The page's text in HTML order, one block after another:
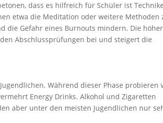
dass es hilfreich für Schüler ist
etwa die Meditation oder weitere Methoden
die Gefahr eines Burnouts mindern. Die
Abschlussprüfungen bei und steigert die
Während dieser Phase probieren
Energy Drinks. Alkohol und Zigaretten
aber unter den meisten Jugendlichen nur